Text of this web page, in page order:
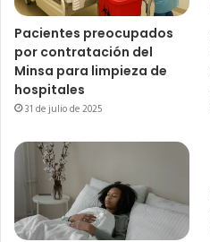
Pacientes preocupados
por contratación del
Minsa para limpieza de
hospitales
31 de julio de 2025